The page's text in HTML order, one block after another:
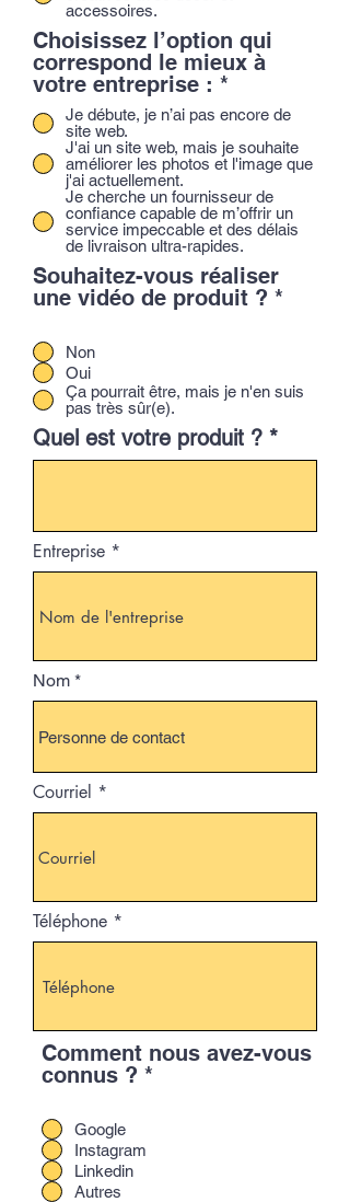
accessoires.
Choisissez l’option qui
correspond le mieux à
votre entreprise : *
Je débute, je n’ai pas encore de
site web.
J'ai un site web, mais je souhaite
améliorer les photos et l'image que
j'ai actuellement.
Je cherche un fournisseur de
confiance capable de m’offrir un
service impeccable et des délais
de livraison ultra-rapides.
Souhaitez-vous réaliser
une vidéo de produit ? *
Non
Oui
Ça pourrait être, mais je n'en suis
pas très sûr(e).
Quel est votre produit ?
Entreprise
Nom
Courriel
Téléphone
Comment nous avez-vous
connus ? *
Google
Instagram
Linkedin
Autres